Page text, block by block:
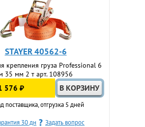
STAYER 40562-6
крепления груза Professional 6
35 мм 2 т арт. 108956
576 ₽
поставщика, отгрузка 5 дней
30 дн Задать вопрос